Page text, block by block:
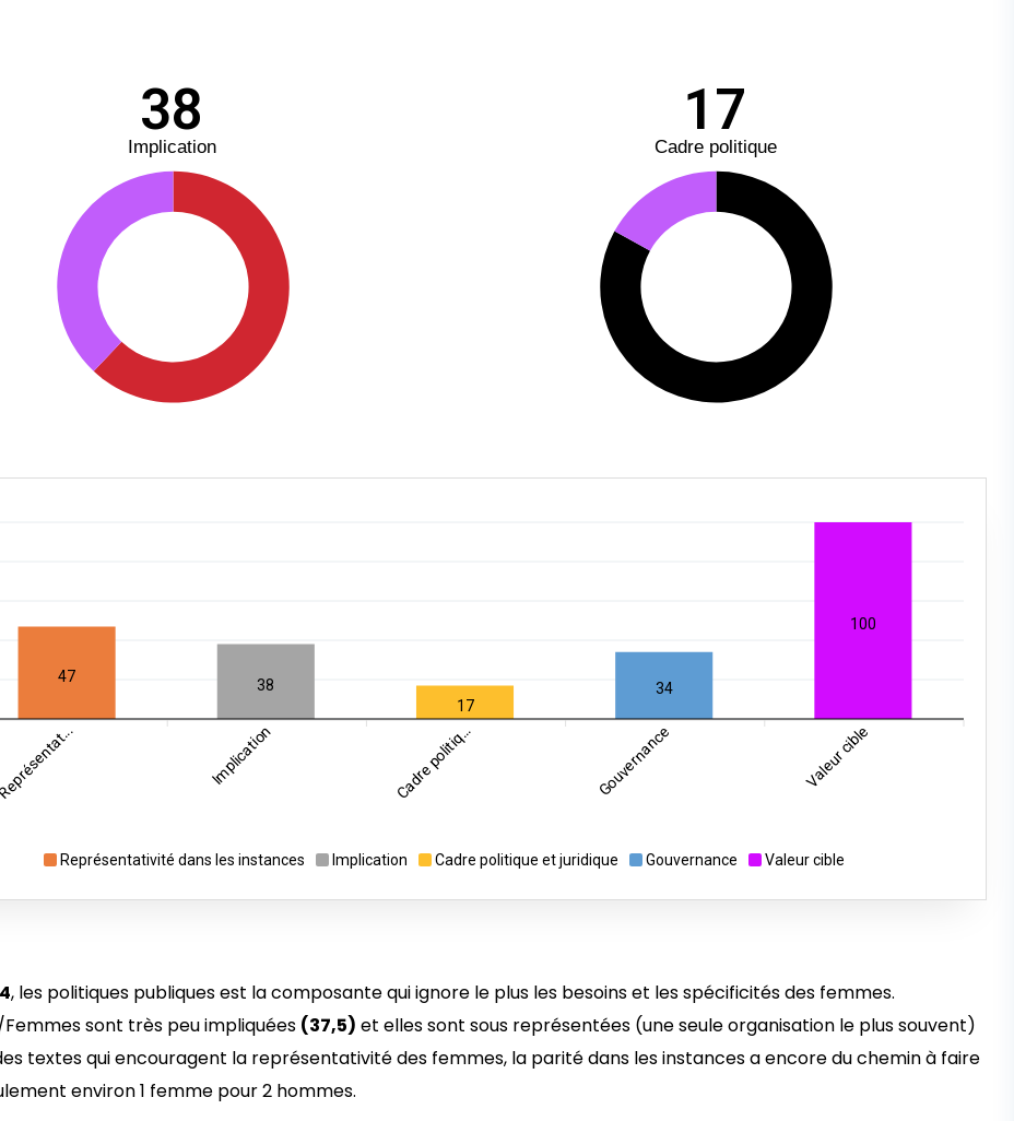
38
Implication
17
Cadre politique
Représentativité dans les instances Implication Cadre politique et juridique Gouvernance Valeur cible
47
38
17
34
100
Représentat... Implication Cadre politiq... Gouvernance Valeur cible
, les politiques publiques est la composante qui ignore le plus les besoins et les spécificités des femmes.
Femmes sont très peu impliquées (37,5) et elles sont sous représentées (une seule organisation le plus souvent)
textes qui encouragent la représentativité des femmes, la parité dans les instances a encore du chemin à faire
environ 1 femme pour 2 hommes.